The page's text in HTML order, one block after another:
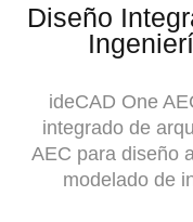
Diseño
ideCAD One
integrado de
AEC para diseño
modelado de